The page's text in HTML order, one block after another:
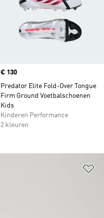
Price
€ 130
Predator Elite Fold-Over Tongue
Firm Ground Voetbalschoenen
Kids
Kinderen Performance
2 kleuren